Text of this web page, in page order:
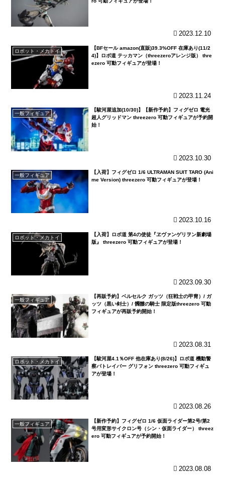
2023.12.10
ロボット・メカトイ
【BFセール amazon(直販)39.3%OFF 在庫あり(11/2
4)】ロボ道 テッカマン（threezeroアレンジ版） thre
ezero 可動フィギュアが登場！
2023.11.24
一般フィギュア
【駿河屋追加(10/30)】【新作予約】フィグゼロ 電光
超人グリッドマン threezero 可動フィギュアが予約開
始！
2023.10.30
一般フィギュア
【入荷】フィグゼロ 1/6 ULTRAMAN SUIT TARO (Ani
me Version) threezero 可動フィギュアが登場！
2023.10.16
ロボット・メカトイ
【入荷】ロボ道 第4の使徒『ヱヴァンゲリヲン新劇場
版』 threezero 可動フィギュアが登場！
2023.09.30
一般フィギュア
【再販予約】ベルセルク ガッツ（狂戦士の甲冑）/ ガ
ッツ（黒い剣士）/ 髑髏の騎士 限定版threezero 可動
フィギュアが再販予約開始！
2023.08.31
ロボット・メカトイ
【駿河屋4.1％OFF 他在庫あり(8/26)】ロボ道 機動警
察パトレイバー グリフォン threezero 可動フィギュ
アが登場！
2023.08.26
一般フィギュア
【新作予約】フィグゼロ 1/6 仮面ライダー第2号/第2
号用変形サイクロン号（シン・仮面ライダー） threez
ero 可動フィギュアが予約開始！
2023.08.08